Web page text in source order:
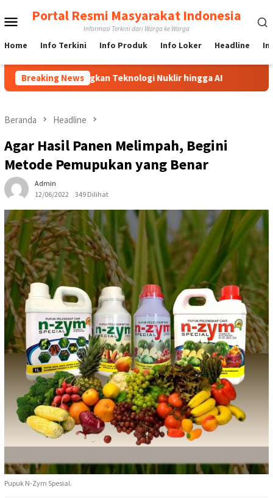
ke
Menu
Mobile
Portal Resmi Masyarakat Indonesia
Informasi Terkini dari Warga ke Warga
Home Info Terkini Info Produk Info Loker Headline
Breaking NewsTeknologi Nuklir hingga AI PBNU Tunjuk
Beranda Headline
Agar Hasil Panen Melimpah, Begini
Metode Pemupukan yang Benar
Admin
12/06/2022
349 Dilihat
Pupuk N-Zym Spesial.